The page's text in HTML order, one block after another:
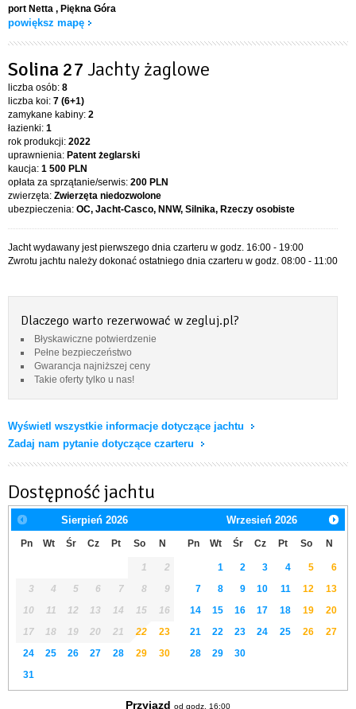
port Netta , Piękna Góra
powiększ mapę
Solina 27 Jachty żaglowe
liczba osób: 8
liczba koi: 7 (6+1)
zamykane kabiny: 2
łazienki: 1
rok produkcji: 2022
uprawnienia: Patent żeglarski
kaucja: 1 500 PLN
opłata za sprzątanie/serwis: 200 PLN
zwierzęta: Zwierzęta niedozwolone
ubezpieczenia: OC, Jacht-Casco, NNW, Silnika, Rzeczy osobiste
Jacht wydawany jest pierwszego dnia czarteru w godz. 16:00 - 19:00
Zwrotu jachtu należy dokonać ostatniego dnia czarteru w godz. 08:00 - 11:00
Dlaczego warto rezerwować w zegluj.pl?
Błyskawiczne potwierdzenie
Pełne bezpieczeństwo
Gwarancja najniższej ceny
Takie oferty tylko u nas!
Wyświetl wszystkie informacje dotyczące jachtu
Zadaj nam pytanie dotyczące czarteru
Dostępność jachtu
Sierpień 2026
Pn Wt Śr Cz Pt So N
1
2
3
4 5 6 7 8
9
10
11 12 13 14 15
16
17
18 19 20 21 22
23
24
25 26 27 28 29
30
31
Wrzesień 2026
Pn Wt Śr Cz Pt So N
1 2 3 4 5
6
7
8 9 10 11 12
13
14
15 16 17 18 19
20
21
22 23 24 25 26
27
28
29 30
Przyjazd od godz. 16:00